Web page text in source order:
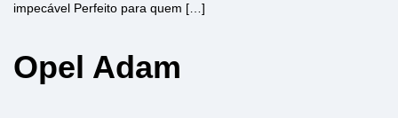
impecável Perfeito para quem […]
Opel Adam